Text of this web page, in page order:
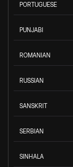
PORTUGUESE
PUNJABI
ROMANIAN
RUSSIAN
SANSKRIT
SERBIAN
SINHALA